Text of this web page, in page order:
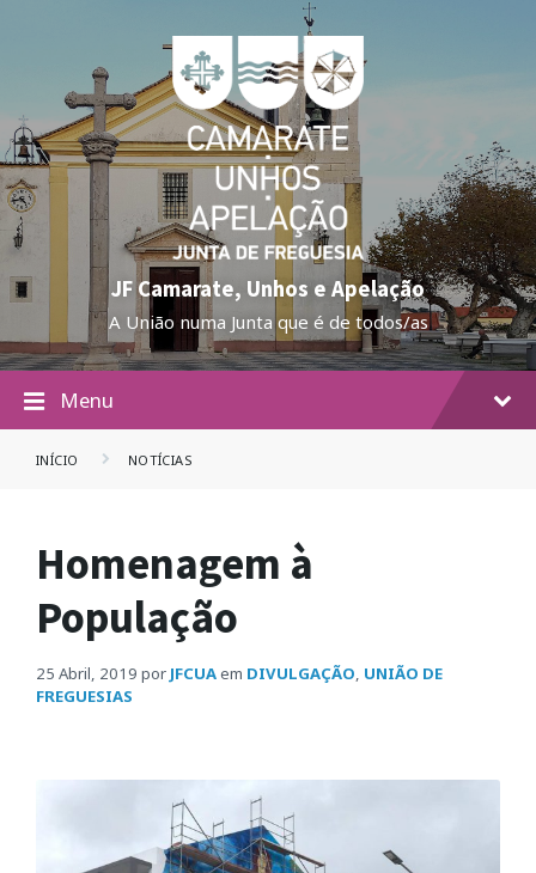
JF Camarate, Unhos e Apelação
A União numa Junta que é de todos/as
Menu
INÍCIO NOTÍCIAS
Homenagem à
População
25 Abril, 2019 por JFCUAem DIVULGAÇÃO, UNIÃO DE
FREGUESIAS